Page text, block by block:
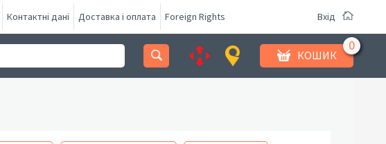
Контактні дані Доставка і оплата Foreign Rights Вхід
КОШИК